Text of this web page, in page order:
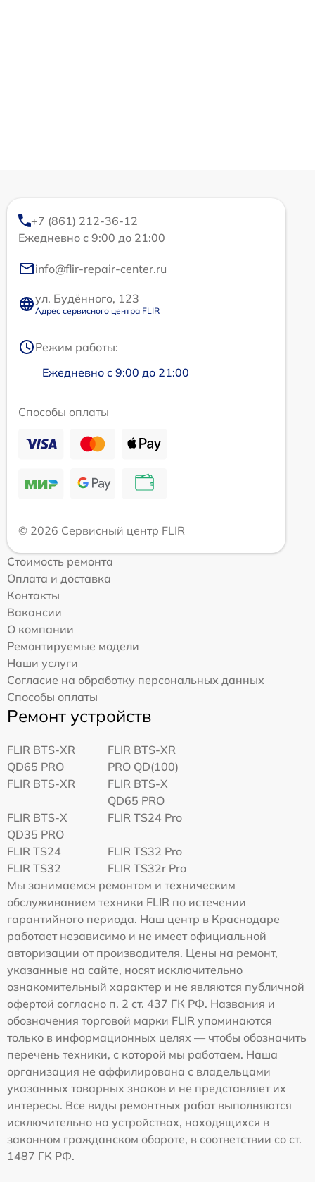
+7 (861) 212-36-12
Ежедневно с 9:00 до 21:00
info@flir-repair-center.ru
ул. Будённого, 123
Адрес сервисного центра FLIR
Режим работы:
Ежедневно с 9:00 до 21:00
Способы оплаты
© 2026 Сервисный центр FLIR
Стоимость ремонта
Оплата и доставка
Контакты
Вакансии
О компании
Ремонтируемые модели
Наши услуги
Согласие на обработку персональных данных
Способы оплаты
Ремонт устройств
FLIR BTS-XR
QD65 PRO
FLIR BTS-XR
PRO QD(100)
FLIR BTS-XR
FLIR BTS-X
QD65 PRO
FLIR BTS-X
QD35 PRO
FLIR TS24 Pro
FLIR TS24
FLIR TS32 Pro
FLIR TS32
FLIR TS32r Pro
Мы занимаемся ремонтом и техническим
обслуживанием техники FLIR по истечении
гарантийного периода. Наш центр в Краснодаре
работает независимо и не имеет официальной
авторизации от производителя. Цены на ремонт,
указанные на сайте, носят исключительно
ознакомительный характер и не являются публичной
офертой согласно п. 2 ст. 437 ГК РФ. Названия и
обозначения торговой марки FLIR упоминаются
только в информационных целях — чтобы обозначить
перечень техники, с которой мы работаем. Наша
организация не аффилирована с владельцами
указанных товарных знаков и не представляет их
интересы. Все виды ремонтных работ выполняются
исключительно на устройствах, находящихся в
законном гражданском обороте, в соответствии со ст.
1487 ГК РФ.